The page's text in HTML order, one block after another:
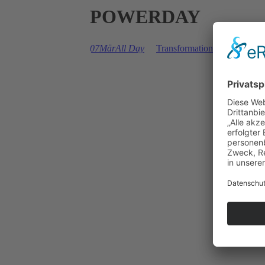
POWERDAY
07MärAll Day Transformations-Event